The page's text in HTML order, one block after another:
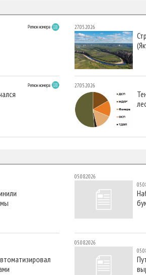
Регион номера
Регион номера
27.05.2026
27.05.2026
05.08.2026
05.08.2026